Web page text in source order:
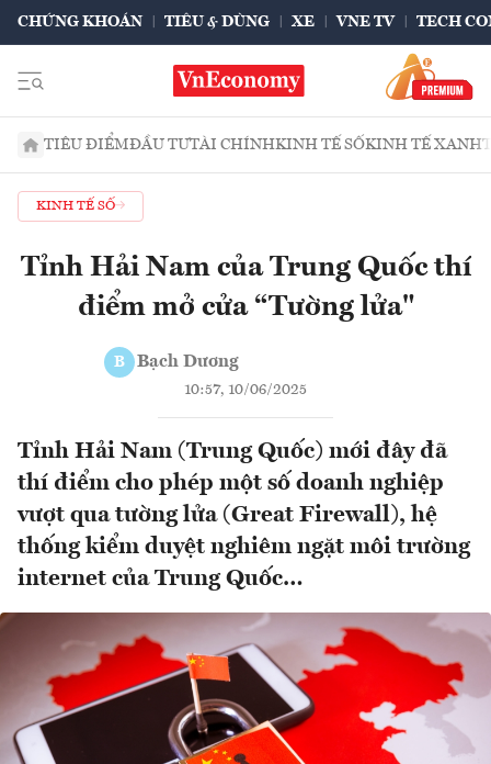
CHỨNG KHOÁN TIÊU & DÙNG XE VNE TV TECH
TIÊU ĐIỂMĐẦU TƯTÀI CHÍNHKINH TẾ SỐKINH TẾ XANH
KINH TẾ SỐ
Tỉnh Hải Nam của Trung Quốc thí
điểm mở cửa “Tường lửa"
B Bạch Dương
10:57, 10/06/2025
Tỉnh Hải Nam (Trung Quốc) mới đây đã
thí điểm cho phép một số doanh nghiệp
vượt qua tường lửa (Great Firewall), hệ
thống kiểm duyệt nghiêm ngặt môi trường
internet của Trung Quốc…